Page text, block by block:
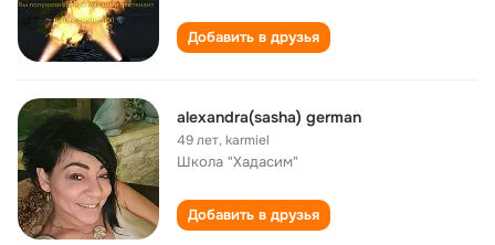
Добавить в друзья
alexandra(sasha) german
49 лет,karmiel
Школа "Хадасим"
Добавить в друзья